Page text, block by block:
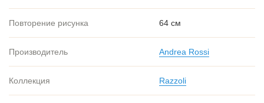
Повторение рисунка 64 см
Производитель Andrea Rossi
Коллекция Razzoli